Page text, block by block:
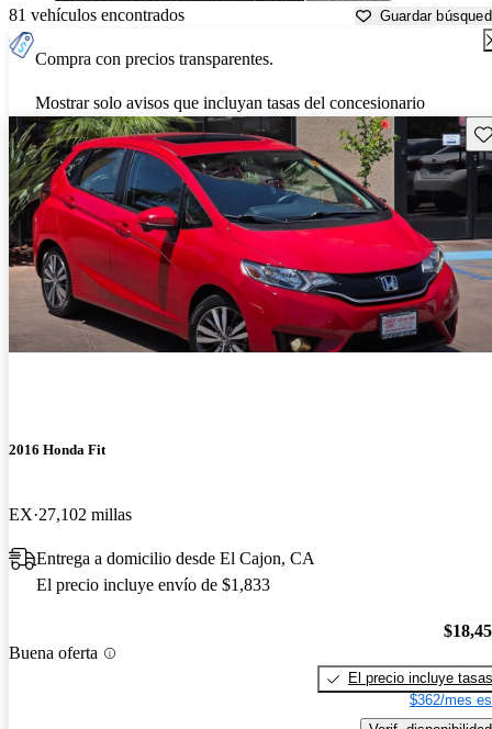
81 vehículos encontrados Guardar
Compra con precios transparentes.
Mostrar solo avisos que incluyan tasas del concesionario
2016 Honda Fit
EX 27,102 millas
Entrega a domicilio desde El Cajon, CA
El precio incluye envío de $1,833
Buena oferta
El precio incluye tasas
$362/mes